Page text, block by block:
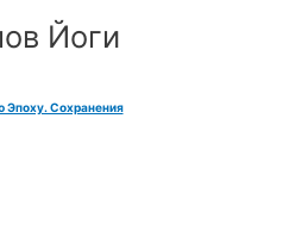
Йоги
Эпоху. Сохранения